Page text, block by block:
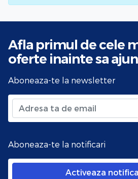
Afla primul de cele
oferte inainte sa
Aboneaza-te la newsletter
Aboneaza-te la notificari
Activeaza